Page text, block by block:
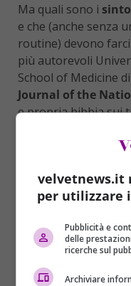
Ma quali sono i
e che (anche senza
routine) devono
più autorevoli
School of Medicine
Journal of the
e propria bibbia sui
tumori più
grande attenzione
regalare.
velvetnews.it
per utilizzare
Pubblicità e
delle
ricerche sul
Archiviare